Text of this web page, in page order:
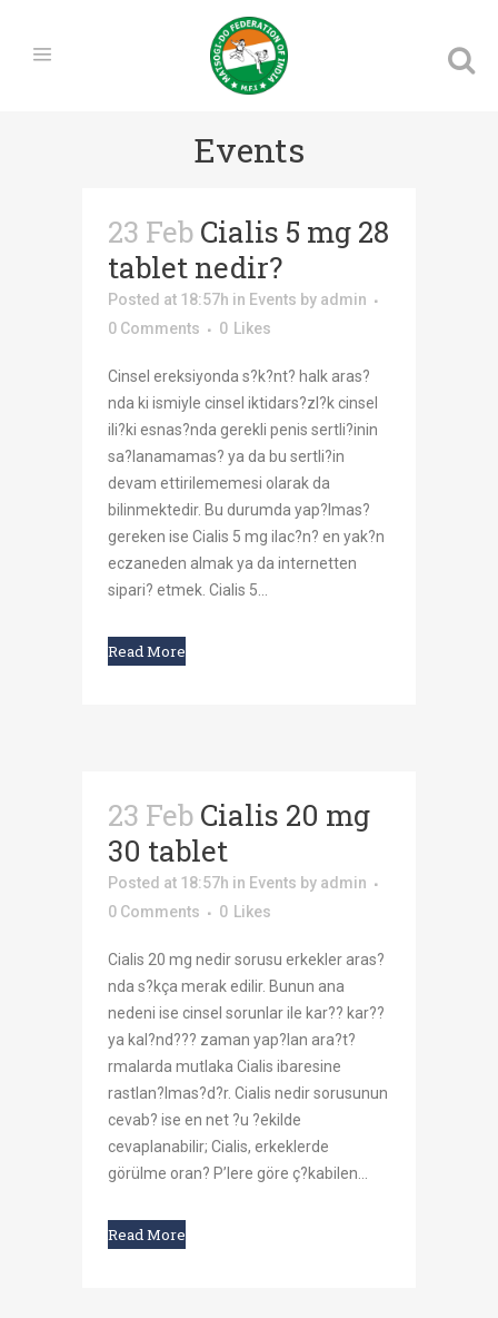
Events
23 Feb Cialis 5 mg 28
tablet nedir?
Posted at 18:57h in Events by admin
0 Comments
0 Likes
Cinsel ereksiyonda s?k?nt? halk aras?
nda ki ismiyle cinsel iktidars?zl?k cinsel
ili?ki esnas?nda gerekli penis sertli?inin
sa?lanamamas? ya da bu sertli?in
devam ettirilememesi olarak da
bilinmektedir. Bu durumda yap?lmas?
gereken ise Cialis 5 mg ilac?n? en yak?n
eczaneden almak ya da internetten
sipari? etmek. Cialis 5...
Read More
23 Feb Cialis 20 mg
30 tablet
Posted at 18:57h in Events by admin
0 Comments
0 Likes
Cialis 20 mg nedir sorusu erkekler aras?
nda s?kça merak edilir. Bunun ana
nedeni ise cinsel sorunlar ile kar?? kar??
ya kal?nd??? zaman yap?lan ara?t?
rmalarda mutlaka Cialis ibaresine
rastlan?lmas?d?r. Cialis nedir sorusunun
cevab? ise en net ?u ?ekilde
cevaplanabilir; Cialis, erkeklerde
görülme oran? P’lere göre ç?kabilen...
Read More